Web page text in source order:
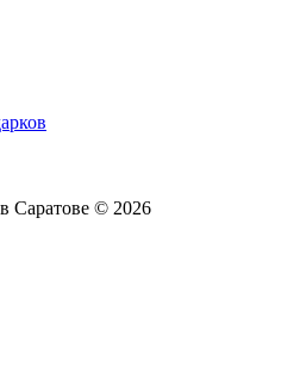
Саратове © 2026